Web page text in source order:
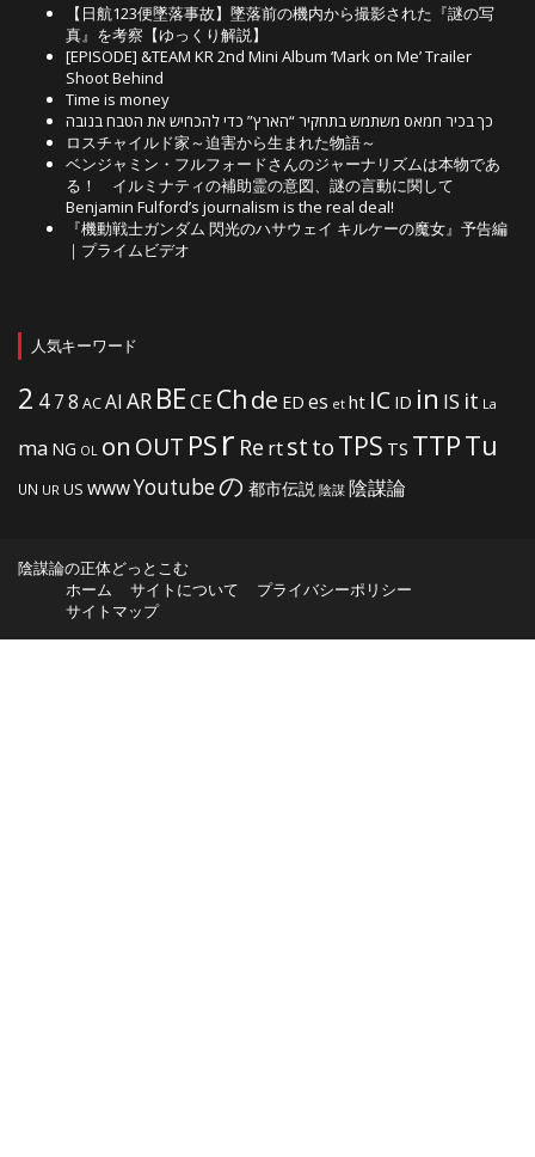
【日航123便墜落事故】墜落前の機内から撮影された『謎の写
真』を考察【ゆっくり解説】
[EPISODE] &TEAM KR 2nd Mini Album ‘Mark on Me’ Trailer
Shoot Behind
Time is money
כך בכיר חמאס משתמש בתחקיר “הארץ” כדי להכחיש את הטבח בנובה
ロスチャイルド家～迫害から生まれた物語～
ベンジャミン・フルフォードさんのジャーナリズムは本物であ
る！ イルミナティの補助霊の意図、謎の言動に関して
Benjamin Fulford’s journalism is the real deal!
『機動戦士ガンダム 閃光のハサウェイ キルケーの魔女』予告編
｜プライムビデオ
人気キーワード
2 478 ACAI AR BECE Chde ED es et ht IC ID in IS it La
ma NG OL on OUT PSr Re rtsttoTPS TS TTPTu
UN UR US wwwYoutubeの 都市伝説 陰謀 陰謀論
陰謀論の正体どっとこむ
ホーム
サイトについて
プライバシーポリシー
サイトマップ